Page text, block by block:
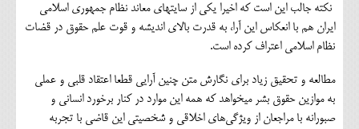
نکته جالب این است که اخیرا یکی از سایت‎های معاند نظام جمهوری اسلامی
ایران هم با انعکاس این آرا، به قدرت بالای اندیشه و قوت علم حقوق در قضات
نظام اسلامی اعتراف کرده است.
مطالعه و تحقیق زیاد برای نگارش متن چنین آرایی قطعا اعتقاد قلبی و عملی
به موازین حقوق بشر می‎خواهد که همه این موارد در کنار برخورد انسانی و
صبورانه با مراجعان از ویژگی‌های اخلاقی و شخصیتی این قاضی با تجربه